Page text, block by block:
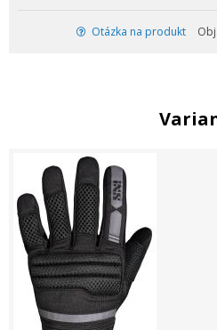
Otázka na produkt